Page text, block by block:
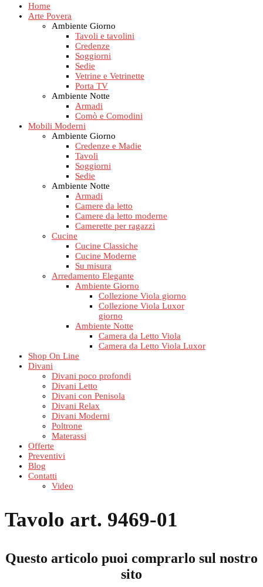
Home
Arte Povera
Ambiente Giorno
Tavoli e tavolini
Credenze
Soggiorni
Sedie
Vetrine e Vetrinette
Porta TV
Ambiente Notte
Armadi
Comò e Comodini
Mobili Moderni
Ambiente Giorno
Credenze e Madie
Tavoli
Soggiorni
Sedie
Ambiente Notte
Armadi
Camere da letto
Camere da letto moderne
Camerette per ragazzi
Cucine
Cucine Classiche
Cucine Moderne
Su misura
Arredamento Elegante
Ambiente Giorno
Collezione Viola giorno
Collezione Viola Luxor
giorno
Ambiente Notte
Camera da Letto Viola
Camera da Letto Viola Luxor
Shop On Line
Divani
Divani poco profondi
Divani Letto
Divani con Penisola
Divani Relax
Divani Moderni
Poltrone
Materassi
Offerte
Preventivi
Blog
Contatti
Video
Tavolo art. 9469-01
Questo articolo puoi comprarlo sul nostro
sito